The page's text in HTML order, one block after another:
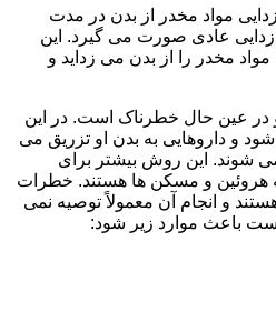
مواد مخدر از بدن در مدت
عادی صورت می گیرد. این
مخدر را از بدن می زداید و
عین حال خطرناک است. در این
و داروهایی به بدن او تزریق می
شوند. این روش بیشتر برای
هروئین و مسکن ها هستند. خطرات
و انجام آن معمولاً توصیه نمی
باعث موارد زیر شود: